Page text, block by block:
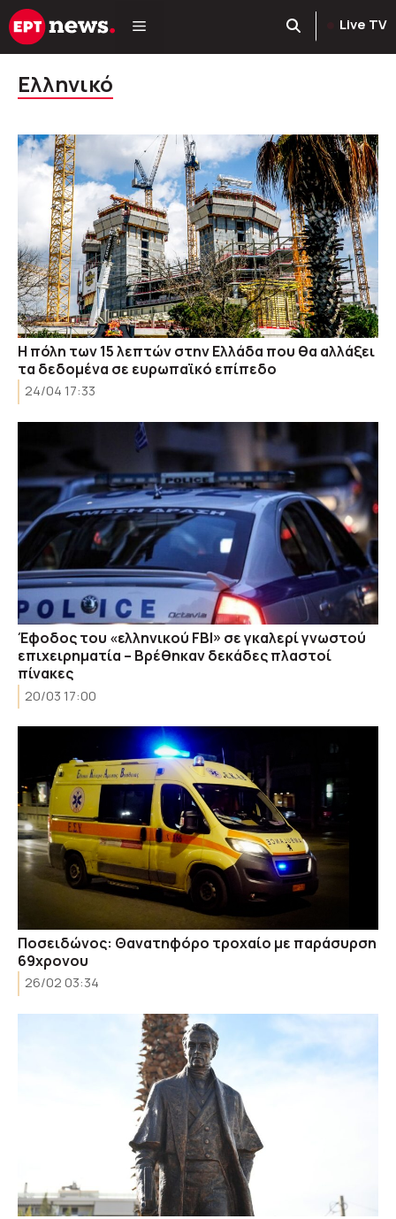
Μετάβαση
σε
Live TV
Ελληνικό
Η πόλη των 15 λεπτών στην Ελλάδα που θα αλλάξει
τα δεδομένα σε ευρωπαϊκό επίπεδο
24/04 17:33
Έφοδος του «ελληνικού FBI» σε γκαλερί γνωστού
επιχειρηματία – Βρέθηκαν δεκάδες πλαστοί
πίνακες
20/03 17:00
Ποσειδώνος: Θανατηφόρο τροχαίο με παράσυρση
69χρονου
26/02 03:34